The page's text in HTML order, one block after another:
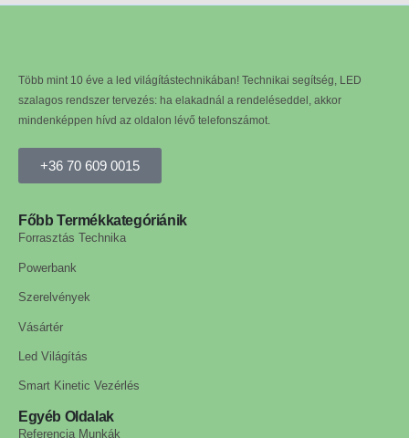
Több mint 10 éve a led világítástechnikában! Technikai segítség, LED
szalagos rendszer tervezés: ha elakadnál a rendeléseddel, akkor
mindenképpen hívd az oldalon lévő telefonszámot.
+36 70 609 0015
Főbb Termékkategóriánik
Forrasztás Technika
Powerbank
Szerelvények
Vásártér
Led Világítás
Smart Kinetic Vezérlés
Egyéb Oldalak
Referencia Munkák